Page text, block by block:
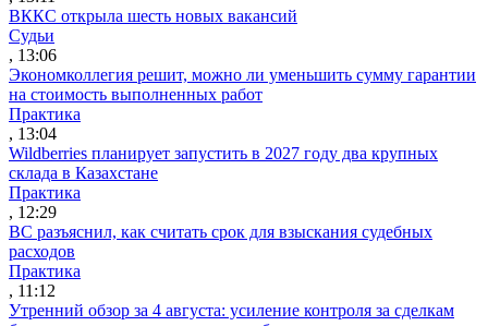
ВККС открыла шесть новых вакансий
Судьи
, 13:06
Экономколлегия решит, можно ли уменьшить сумму гарантии
на стоимость выполненных работ
Практика
, 13:04
Wildberries планирует запустить в 2027 году два крупных
склада в Казахстане
Практика
, 12:29
ВС разъяснил, как считать срок для взыскания судебных
расходов
Практика
, 11:12
Утренний обзор за 4 августа: усиление контроля за сделкам